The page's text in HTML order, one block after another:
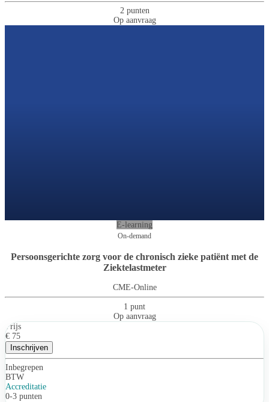
2 punten
Op aanvraag
E-learning
On-demand
Persoonsgerichte zorg voor de chronisch zieke patiënt met de
Ziektelastmeter
CME-Online
1 punt
Op aanvraag
Prijs
€ 75
Inschrijven
Inbegrepen
BTW
Accreditatie
0-3 punten